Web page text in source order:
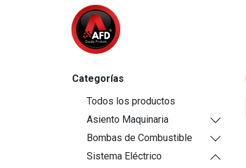
Categorías
Todos los productos
Asiento Maquinaria
Bombas de Combustible
Sistema Eléctrico